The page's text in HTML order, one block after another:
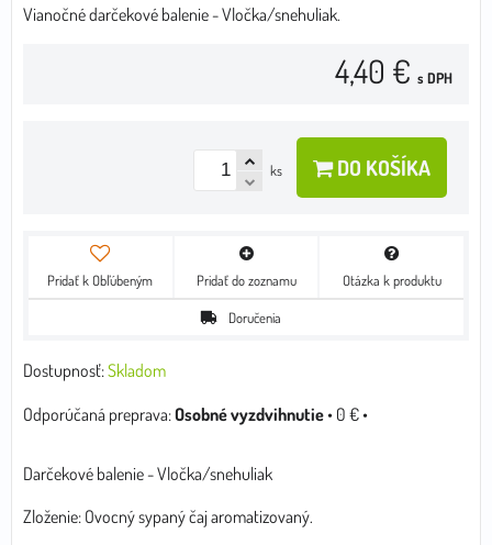
Vianočné darčekové balenie - Vločka/snehuliak.
4,40 € s DPH
ks DO KOŠÍKA
Pridať k Obľúbeným Pridať do zoznamu Otázka k produktu
Doručenia
Dostupnosť:Skladom
Osobné vyzdvihnutie• 0 €•
Darčekové balenie - Vločka/snehuliak
Zloženie: Ovocný sypaný čaj aromatizovaný.